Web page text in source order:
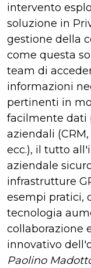
intervento
soluzione in
gestione della
come questa
team di
informazioni
pertinenti in
facilmente dati
aziendali
ecc.), il tutto
aziendale
infrastrutture
esempi pratici,
tecnologia
collaborazione
innovativo
Paolino